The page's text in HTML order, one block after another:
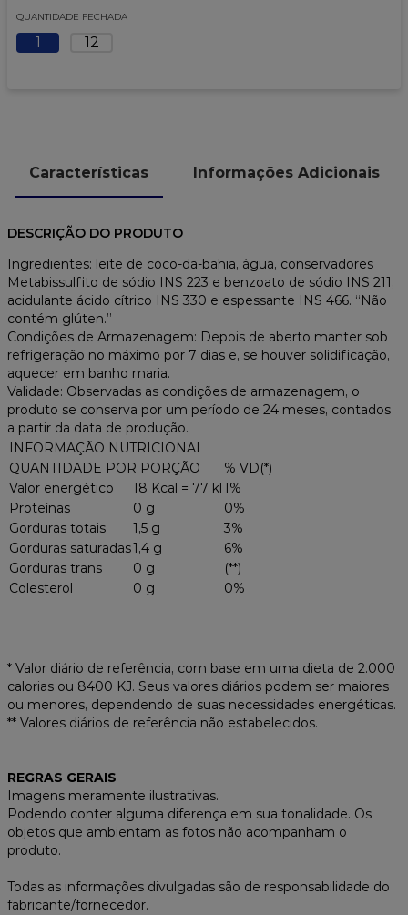
QUANTIDADE FECHADA
1 12
Características Informações Adicionais
DESCRIÇÃO DO PRODUTO
Ingredientes: leite de coco-da-bahia, água, conservadores
Metabissulfito de sódio INS 223 e benzoato de sódio INS 211,
acidulante ácido cítrico INS 330 e espessante INS 466. “Não
contém glúten.”
Condições de Armazenagem: Depois de aberto manter sob
refrigeração no máximo por 7 dias e, se houver solidificação,
aquecer em banho maria.
Validade: Observadas as condições de armazenagem, o
produto se conserva por um período de 24 meses, contados
a partir da data de produção.
INFORMAÇÃO NUTRICIONAL
QUANTIDADE POR PORÇÃO
% VD(*)
Valor energético
18 Kcal = 77 kl 1%
Proteínas
0 g
0%
Gorduras totais
1,5 g
3%
Gorduras saturadas1,4 g
6%
Gorduras trans
0 g
(**)
Colesterol
0 g 0%
* Valor diário de referência, com base em uma dieta de 2.000
calorias ou 8400 KJ. Seus valores diários podem ser maiores
ou menores, dependendo de suas necessidades energéticas.
** Valores diários de referência não estabelecidos.
REGRAS GERAIS
Imagens meramente ilustrativas.
Podendo conter alguma diferença em sua tonalidade. Os
objetos que ambientam as fotos não acompanham o
produto.
Todas as informações divulgadas são de responsabilidade do
fabricante/fornecedor.
10º chocolate